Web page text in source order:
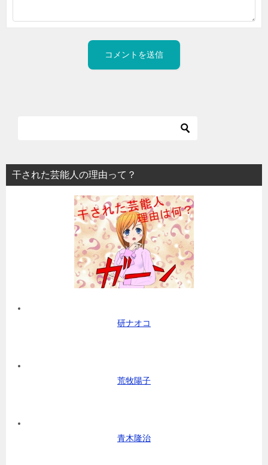
干された芸能人の理由って？
研ナオコ
荒牧陽子
青木隆治